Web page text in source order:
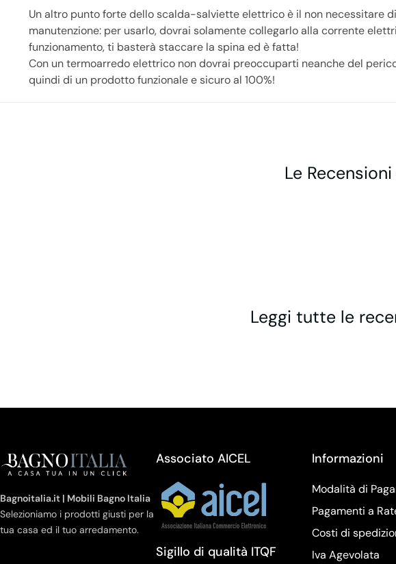
Un altro punto forte dello scalda-salviette elettrico è il non necessitare
manutenzione: per usarlo, dovrai solamente collegarlo alla corrente
funzionamento, ti basterà staccare la spina ed è fatta!
Con un termoarredo elettrico non dovrai preoccuparti neanche del
quindi di un prodotto funzionale e sicuro al 100%!
Le
Leggi tutte le
Bagnoitalia.it | Mobili Bagno Italia
Selezioniamo i prodotti giusti per la
tua casa ed il tuo arredamento.
Associato AICEL
Sigillo di qualità ITQF
Informazioni
Modalità di
Pagamenti a
Costi di
Iva Agevolata